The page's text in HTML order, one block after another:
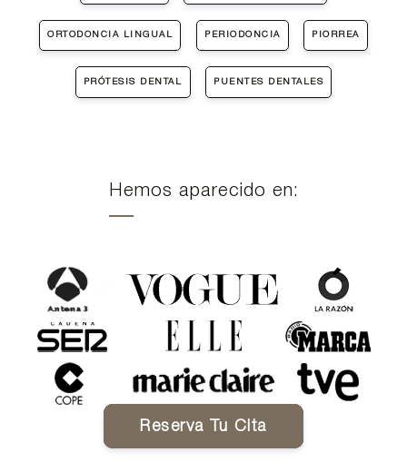
ORTODONCIA LINGUAL PERIODONCIA PIORREA
PRÓTESIS DENTAL PUENTES DENTALES
Hemos aparecido en:
Reserva Tu Cita